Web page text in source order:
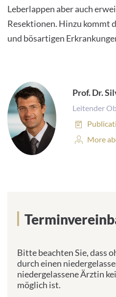
Leberlappen aber auch
Resektionen. Hinzu kommt
und bösartigen
Prof. Dr.
Leitender
Personal
More
Bitte beachten Sie, dass
durch einen
niedergelassene Ärztin
möglich ist.